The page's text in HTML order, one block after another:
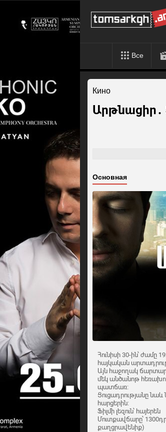
Все
Кино
Արթնացիր․
Основная
Հունիսի 30-ին՝ ժամը
հայկական
Այն հաջողակ
մեկ անծանոթ
պատճառ։
Ցուցադրությանը նաև
հարցերին։
Ֆիլմի լեզուն՝ հայերեն
Մուտքավճարը՝
քաղցրավենիք)